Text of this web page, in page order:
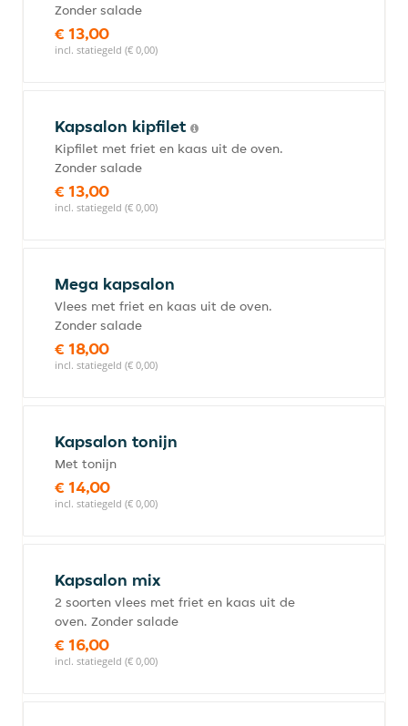
Zonder salade
€ 13,00
incl. statiegeld (€ 0,00)
Kapsalon kipfilet
Kipfilet met friet en kaas uit de oven.
Zonder salade
€ 13,00
incl. statiegeld (€ 0,00)
Mega kapsalon
Vlees met friet en kaas uit de oven.
Zonder salade
€ 18,00
incl. statiegeld (€ 0,00)
Kapsalon tonijn
Met tonijn
€ 14,00
incl. statiegeld (€ 0,00)
Kapsalon mix
2 soorten vlees met friet en kaas uit de
oven. Zonder salade
€ 16,00
incl. statiegeld (€ 0,00)